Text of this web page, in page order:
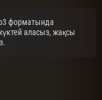
форматында
аласыз, жақсы